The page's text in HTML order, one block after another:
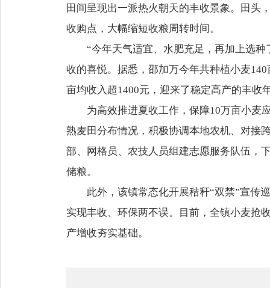
田间呈现出一派热火朝天的丰收景象。田头
收购点，大幅缩短收粮周转时间。
“今年天气适宜、水肥充足，再加上选
收的喜悦。据悉，邵加万今年共种植小麦
亩均收入超1400元，迎来了稳定高产的丰收
为高效推进夏收工作，保障10万亩小麦
熟麦田分布情况，积极协调本地农机、对接
部、网格员、农技人员组建志愿服务队伍，
储粮。
此外，该镇常态化开展秸秆“双禁”宣传
实现丰收、环保两不误。目前，全镇小麦抢
产增收夯实基础。